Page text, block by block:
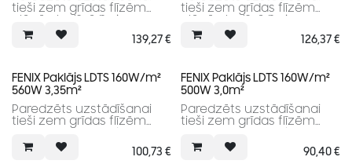
tieši zem grīdas flīzēm
plānā elastīgā līmjavas
kārtā vai pašizlīdzinošā
grīdā. Komplektā nav139,27€
tieši zem grīdas flīzēm
plānā elastīgā līmjavas
kārtā vai pašizlīdzinošā
grīdā. Komplektā nav126,37€
FENIX Paklājs LDTS 160W/m²
560W 3,35m²
Paredzēts uzstādīšanai
tieši zem grīdas flīzēm
kārtā vai pašizlīdzinošā
grīdā. Komplektā nav100,73 €
FENIX Paklājs LDTS 160W/m²
500W 3,0m²
Paredzēts uzstādīšanai
tieši zem grīdas flīzēm
kārtā vai pašizlīdzinošā
grīdā. Komplektā nav90,40€